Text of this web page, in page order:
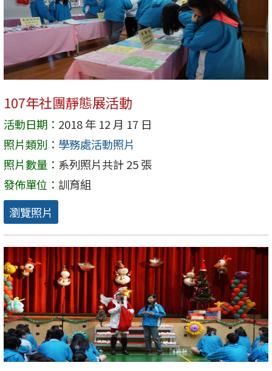
107年社團靜態展活動
活動日期： 2018 年 12 月 17 日
照片類別： 學務處活動照片
照片數量： 系列照片共計 25 張
發佈單位： 訓育組
瀏覽照片